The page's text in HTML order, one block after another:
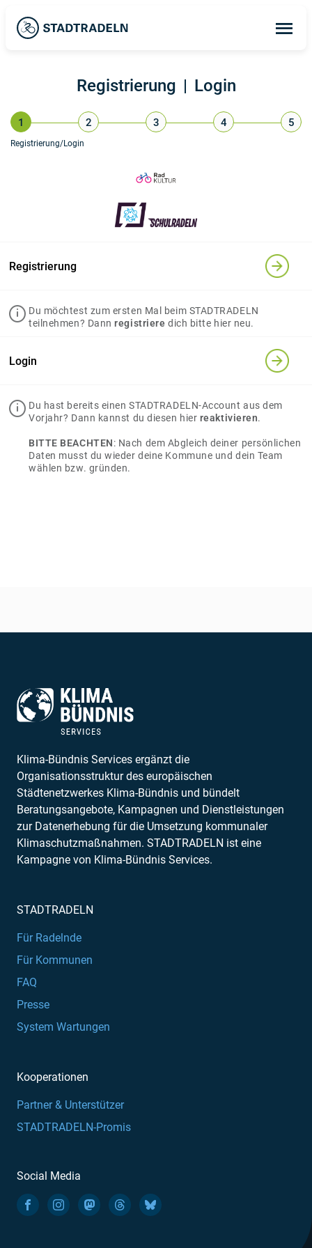
Registrierung | Login
1
Registrierung/Login
2 3 4 5
Registrierung
Du möchtest zum ersten Mal beim STADTRADELN
teilnehmen? Dannregistriere dich bitte hier neu.
Login
Du hast bereits einen STADTRADELN-Account aus dem
Vorjahr? Dann kannst du diesen hier reaktivieren.
BITTE BEACHTEN: Nach dem Abgleich deiner persönlichen
Daten musst du wieder deine Kommune und dein Team
wählen bzw. gründen.
Klima-Bündnis Services ergänzt die
Organisationsstruktur des europäischen
Städtenetzwerkes Klima-Bündnis und bündelt
Beratungsangebote, Kampagnen und Dienstleistungen
zur Datenerhebung für die Umsetzung kommunaler
Klimaschutzmaßnahmen. STADTRADELN ist eine
Kampagne von Klima-Bündnis Services.
STADTRADELN
Für Radelnde
Für Kommunen
FAQ
Presse
System Wartungen
Kooperationen
Partner & Unterstützer
STADTRADELN-Promis
Social Media